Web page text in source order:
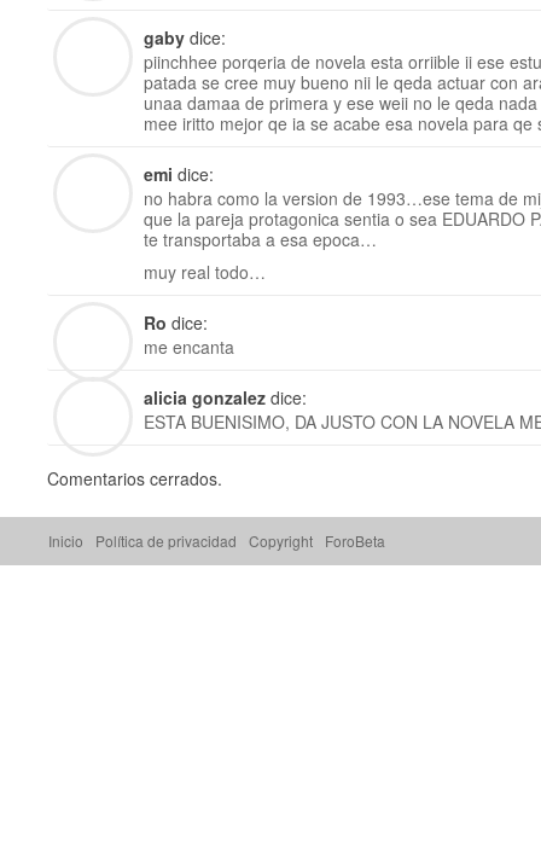
gaby dice:
piinchhee porqeria de novela esta orriible ii ese
patada se cree muy bueno nii le qeda actuar con
unaa damaa de primera y ese weii no le qeda
mee iritto mejor qe ia se acabe esa novela para qe
emi dice:
no habra como la version de 1993…ese tema de
que la pareja protagonica sentia o sea EDUARDO
te transportaba a esa epoca…
muy real todo…
Ro dice:
me encanta
alicia gonzalez dice:
ESTA BUENISIMO, DA JUSTO CON LA NOVELA
Comentarios cerrados.
Inicio Política de privacidad Copyright ForoBeta